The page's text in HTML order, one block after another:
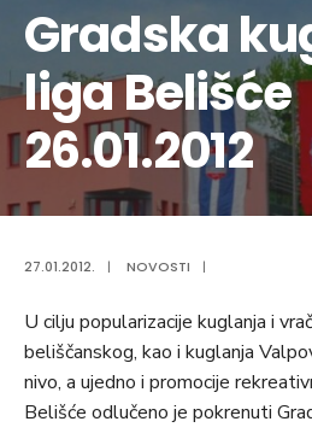
Gradska
liga Belišće
26.01.2012
27.01.2012. | NOVOSTI |
U cilju popularizacije kuglanja i
beliščanskog, kao i kuglanja
nivo, a ujedno i promocije
Belišće odlučeno je pokrenuti